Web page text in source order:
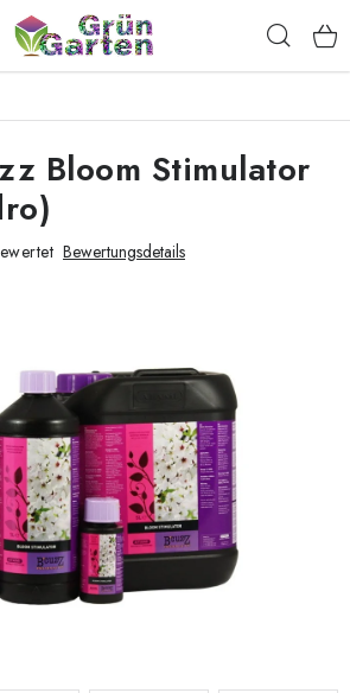
HEIMANBAU
Kaufberatung AGB
Blog
Impressum
Bloom Stimulator
Bewertungsdetails